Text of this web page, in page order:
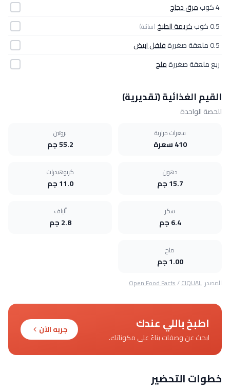
4 كوب
مرق دجاج
0.5 كوب
كريمة الطبخ(سائلة)
0.5 ملعقة صغيرة
فلفل ابيض
ربع ملعقة صغيرةملح
القيم الغذائية (تقديرية)
للحصة الواحدة
سعرات حرارية
410 سعرة
بروتين
55.2 جم
دهون
15.7 جم
كربوهيدرات
11.0 جم
سكر
6.4 جم
ألياف
2.8 جم
ملح
1.00 جم
المصدر: Open Food Facts/CIQUAL
اطبخ باللي عندك
ابحث عن وصفات بناءً على مكوناتك.
جربه الآن
خطوات التحضير